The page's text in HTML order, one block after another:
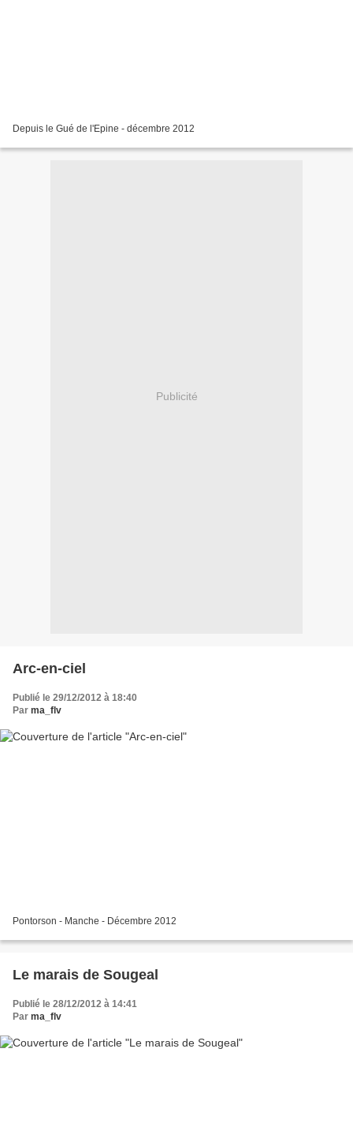
Depuis le Gué de l'Epine - décembre 2012
Publicité
Arc-en-ciel
Publié le 29/12/2012 à 18:40
Par ma_flv
Pontorson - Manche - Décembre 2012
Le marais de Sougeal
Publié le 28/12/2012 à 14:41
Par ma_flv